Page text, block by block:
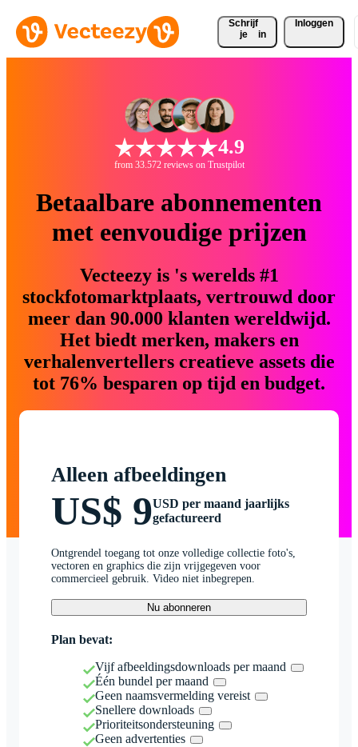
Schrijf
je
in
Inloggen
4.9
from 33.572 reviews on Trustpilot
Betaalbare abonnementen
met eenvoudige prijzen
Vecteezy is 's werelds #1
stockfotomarktplaats, vertrouwd door
meer dan 90.000 klanten wereldwijd.
Het biedt merken, makers en
verhalenvertellers creatieve assets die
tot 76% besparen op tijd en budget.
Alleen afbeeldingen
US$ 9USD per maand jaarlijks
gefactureerd
Ontgrendel toegang tot onze volledige collectie foto's,
vectoren en graphics die zijn vrijgegeven voor
commercieel gebruik. Video niet inbegrepen.
Nu abonneren
Plan bevat:
Vijf afbeeldingsdownloads per maand
Één bundel per maand
Geen naamsvermelding vereist
Snellere downloads
Prioriteitsondersteuning
Geen advertenties